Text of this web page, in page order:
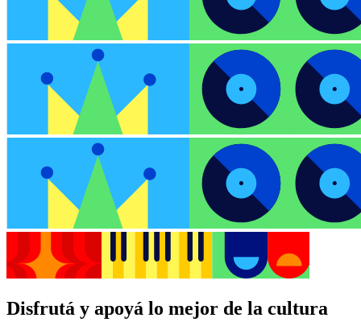
Disfrutá y apoyá lo mejor de la cultura